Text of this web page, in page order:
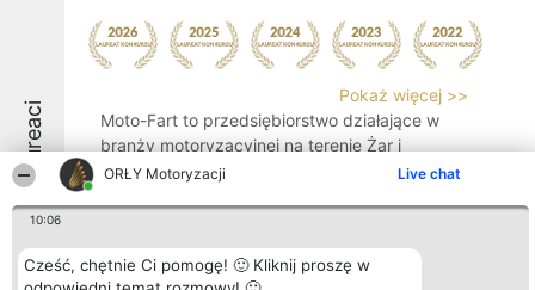
ORŁY Motoryzacji Live chat
10:06
Cześć, chętnie Ci pomogę! 🙂 Kliknij proszę w
Laureaci
Pokaż więcej >>
Moto-Fart to przedsiębiorstwo działające w
branży motoryzacyjnej na terenie Żar i
okolic, które zaliczane jest do czołowych
wybór ponad 300 000 artykułów
pochodzących ...